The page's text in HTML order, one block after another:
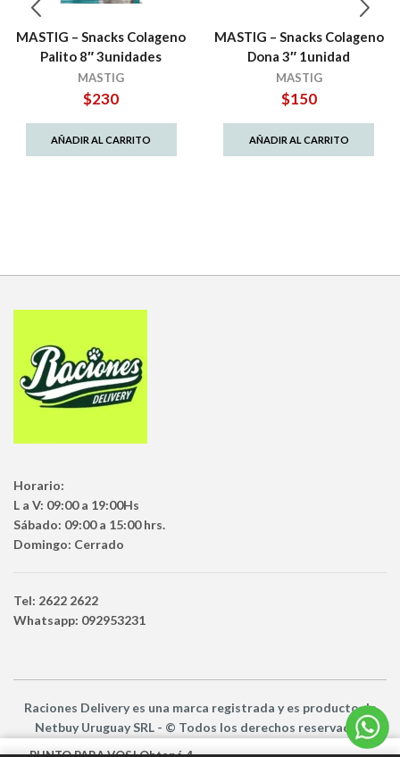
MASTIG – Snacks Colageno
Palito 8″ 3unidades
MASTIG
$230
AÑADIR AL CARRITO
MASTIG – Snacks Colageno
Dona 3″ 1unidad
MASTIG
$150
AÑADIR AL CARRITO
Horario:
L a V: 09:00 a 19:00Hs
Sábado: 09:00 a 15:00 hrs.
Domingo: Cerrado
Tel: 2622 2622
Whatsapp: 092953231
Raciones Deliveryes una marca registrada y es productode
Netbuy Uruguay SRL - © Todos los derechos reservados